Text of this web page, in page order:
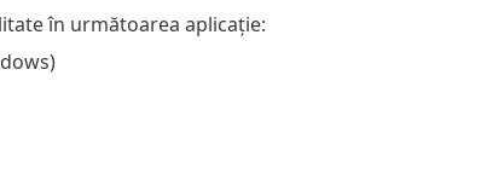
în următoarea aplicație: